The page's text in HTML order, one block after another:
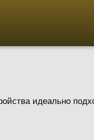
идеально